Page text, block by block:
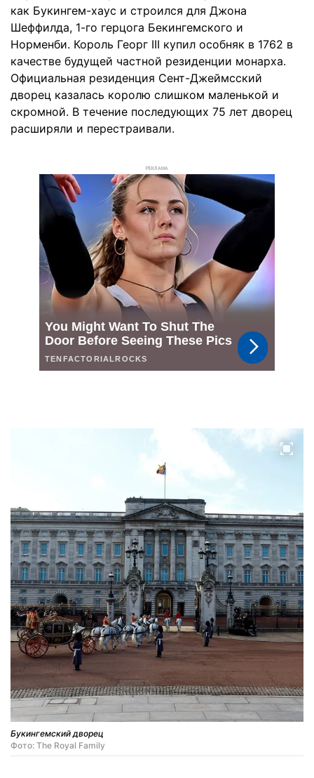
как Букингем-хаус и строился для Джона
Шеффилда, 1-го герцога Бекингемского и
Норменби. Король Георг III купил особняк в 1762 в
качестве будущей частной резиденции монарха.
Официальная резиденция Сент-Джеймсский
дворец казалась королю слишком маленькой и
скромной. В течение последующих 75 лет дворец
расширяли и перестраивали.
РЕКЛАМА
Букингемский дворец
Фото: The Royal Family